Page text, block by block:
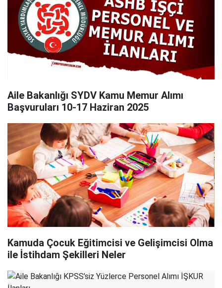
Aile Bakanlığı SYDV Kamu Memur Alımı
Başvuruları 10-17 Haziran 2025
Kamuda Çocuk Eğitimcisi ve Gelişimcisi Olma
ile İstihdam Şekilleri Neler